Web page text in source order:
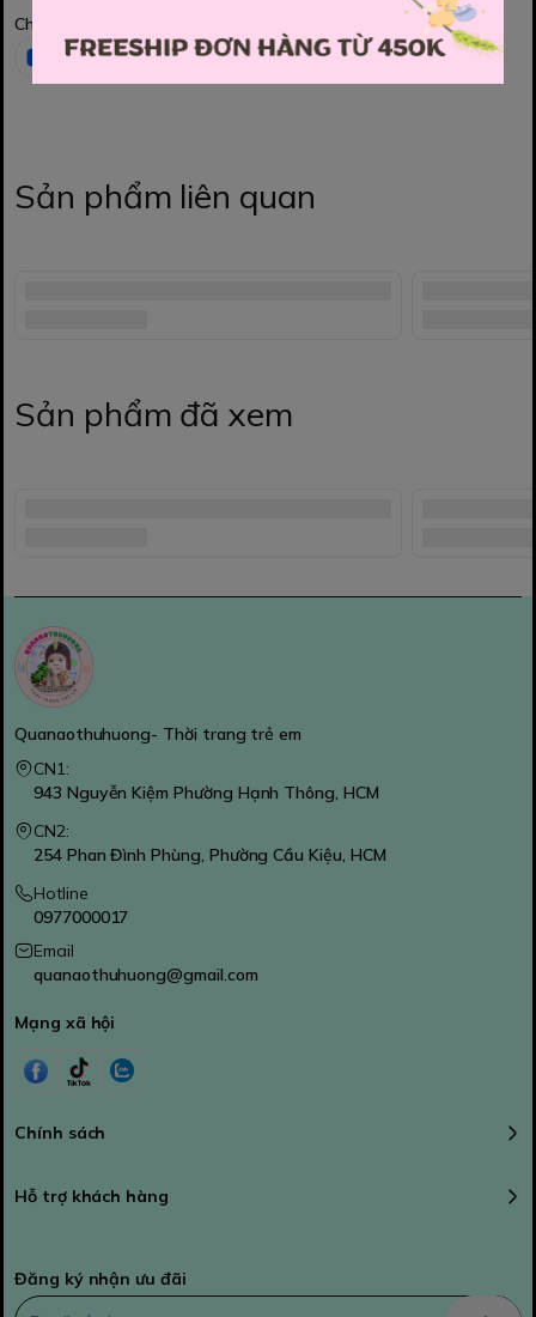
Chia sẻ
Sản phẩm liên quan
Sản phẩm đã xem
Quanaothuhuong- Thời trang trẻ em
CN1:
943 Nguyễn Kiệm Phường Hạnh Thông, HCM
CN2:
254 Phan Đình Phùng, Phường Cầu Kiệu, HCM
Hotline
0977000017
Email
quanaothuhuong@gmail.com
Mạng xã hội
Chính sách
Hỗ trợ khách hàng
Đăng ký nhận ưu đãi